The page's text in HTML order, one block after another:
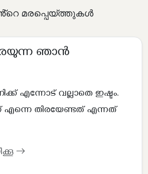
മരപ്പെയ്ത്തുകൾ
ഞാൻ
എന്നോട് വല്ലാതെ ഇഷ്ടം.
തിരയേണ്ടത് എന്നത്